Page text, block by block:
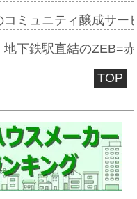
コミュニティ醸成サ
地下鉄駅直結のZEB=
TOP